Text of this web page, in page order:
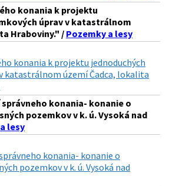
konania k projektu
úprav v katastrálnom
Hraboviny." /Pozemky a lesy
konania k projektu jednoduchých
katastrálnom území Čadca, lokalita
konania- konanie o
pozemkov v k. ú. Vysoká nad
lesy
konania- konanie o
pozemkov v k. ú. Vysoká nad